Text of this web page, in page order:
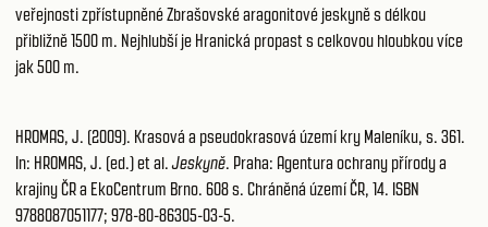
veřejnosti zpřístupněné Zbrašovské aragonitové jeskyně s délkou
přibližně 1500 m. Nejhlubší je Hranická propast s celkovou hloubkou více
jak 500 m.
HROMAS, J. (2009). Krasová a pseudokrasová území kry Maleníku, s. 361.
In: HROMAS, J. (ed.) et al.Jeskyně. Praha: Agentura ochrany přírody a
krajiny ČR a EkoCentrum Brno. 608 s. Chráněná území ČR, 14. ISBN
9788087051177; 978-80-86305-03-5.